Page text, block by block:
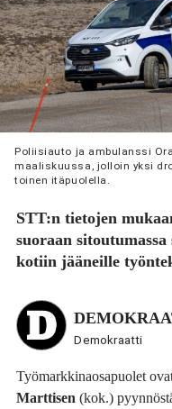
Poliisiauto ja ambulanssi
maaliskuussa, jolloin yksi
toinen itäpuolella.
STT:n tietojen
suoraan
kotiin jääneille
Demokraatti
Työmarkkinaosapuolet
Marttisen (kok.)